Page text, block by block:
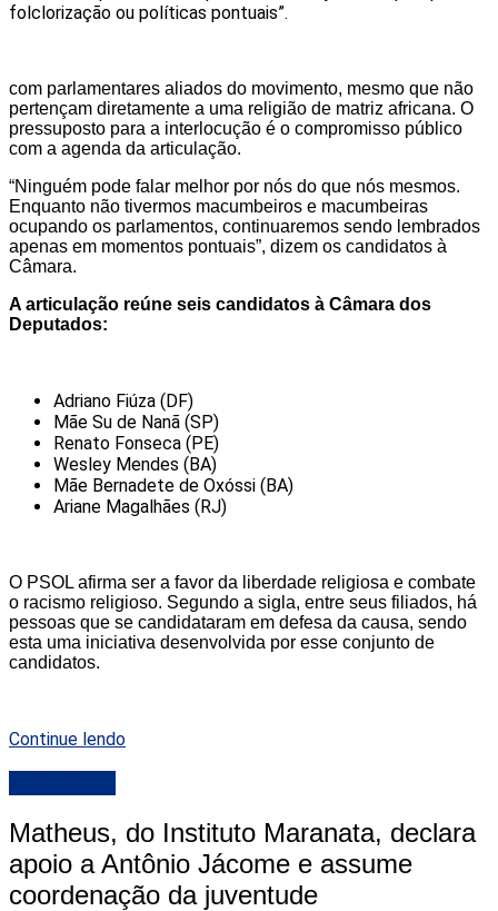
folclorização ou políticas pontuais”.
com parlamentares aliados do movimento, mesmo que não
pertençam diretamente a uma religião de matriz africana. O
pressuposto para a interlocução é o compromisso público
com a agenda da articulação.
“Ninguém pode falar melhor por nós do que nós mesmos.
Enquanto não tivermos macumbeiros e macumbeiras
ocupando os parlamentos, continuaremos sendo lembrados
apenas em momentos pontuais”, dizem os candidatos à
Câmara.
A articulação reúne seis candidatos à Câmara dos
Deputados:
Adriano Fiúza (DF)
Mãe Su de Nanã (SP)
Renato Fonseca (PE)
Wesley Mendes (BA)
Mãe Bernadete de Oxóssi (BA)
Ariane Magalhães (RJ)
O PSOL afirma ser a favor da liberdade religiosa e combate
o racismo religioso. Segundo a sigla, entre seus filiados, há
pessoas que se candidataram em defesa da causa, sendo
esta uma iniciativa desenvolvida por esse conjunto de
candidatos.
Continue lendo
Matheus, do Instituto Maranata, declara
apoio a Antônio Jácome e assume
coordenação da juventude